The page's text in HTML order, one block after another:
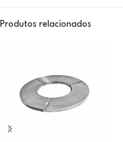
Produtos relacionados